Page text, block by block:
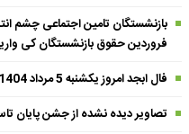
فروردین حقوق بازنشستگان کی
فال ابجد امروز یکشنبه 5 مرداد 1404 | حروف ابجد از تغییرات مثبت خبر می‌دهند !
تصاویر دیده نشده از جشن پایان